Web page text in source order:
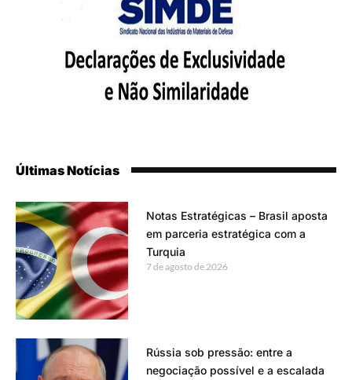
Últimas Notícias
Notas Estratégicas – Brasil aposta
em parceria estratégica com a
Turquia
7 de agosto de 2026
Rússia sob pressão: entre a
negociação possível e a escalada